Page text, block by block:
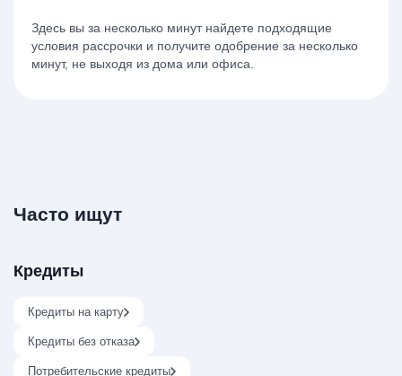
Здесь вы за несколько минут найдете подходящие
условия рассрочки и получите одобрение за несколько
минут, не выходя из дома или офиса.
Часто ищут
Кредиты
Кредиты на карту
Кредиты без отказа
Потребительские кредиты